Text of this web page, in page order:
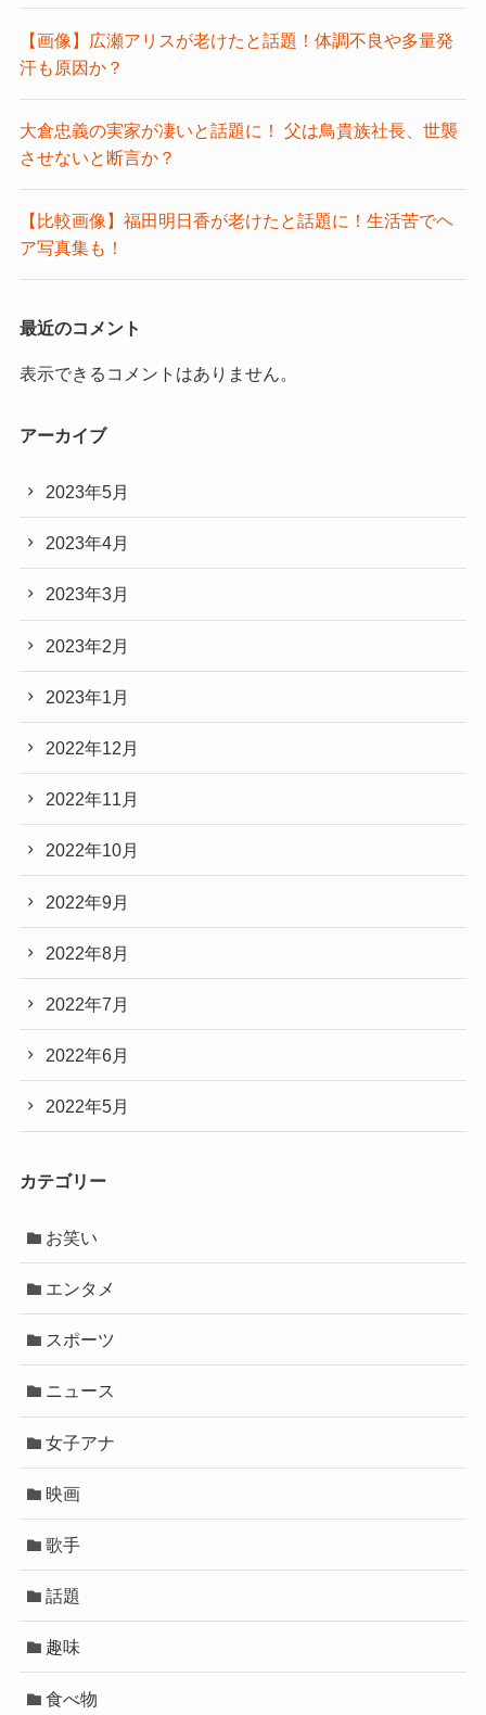
【画像】広瀬アリスが老けたと話題！体調不良や多量発
汗も原因か？
大倉忠義の実家が凄いと話題に！ 父は鳥貴族社長、世襲
させないと断言か？
【比較画像】福田明日香が老けたと話題に！生活苦でヘ
ア写真集も！
最近のコメント
表示できるコメントはありません。
アーカイブ
2023年5月
2023年4月
2023年3月
2023年2月
2023年1月
2022年12月
2022年11月
2022年10月
2022年9月
2022年8月
2022年7月
2022年6月
2022年5月
カテゴリー
お笑い
エンタメ
スポーツ
ニュース
女子アナ
映画
歌手
話題
趣味
食べ物